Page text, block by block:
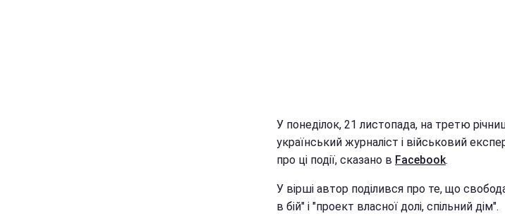
У понеділок, 21 листопада, на третю
український журналіст і військовий
про ці події, сказано в Facebook.
У вірші автор поділився про те, що
в бій" і "проект власної долі, спільний дім".